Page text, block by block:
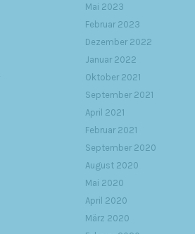
Mai 2023
Februar 2023
Dezember 2022
Januar 2022
Oktober 2021
September 2021
April 2021
Februar 2021
September 2020
August 2020
Mai 2020
April 2020
März 2020